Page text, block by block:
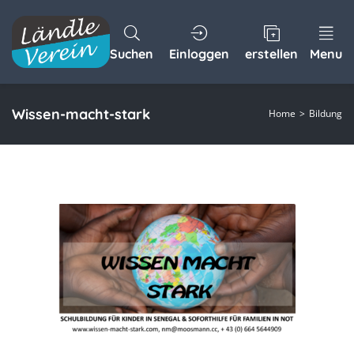
Suchen Einloggen erstellen Menu
Wissen-macht-stark Home Bildung